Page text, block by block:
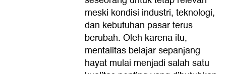
meski kondisi industri, teknologi,
dan kebutuhan pasar terus
berubah. Oleh karena itu,
mentalitas belajar sepanjang
hayat mulai menjadi salah satu